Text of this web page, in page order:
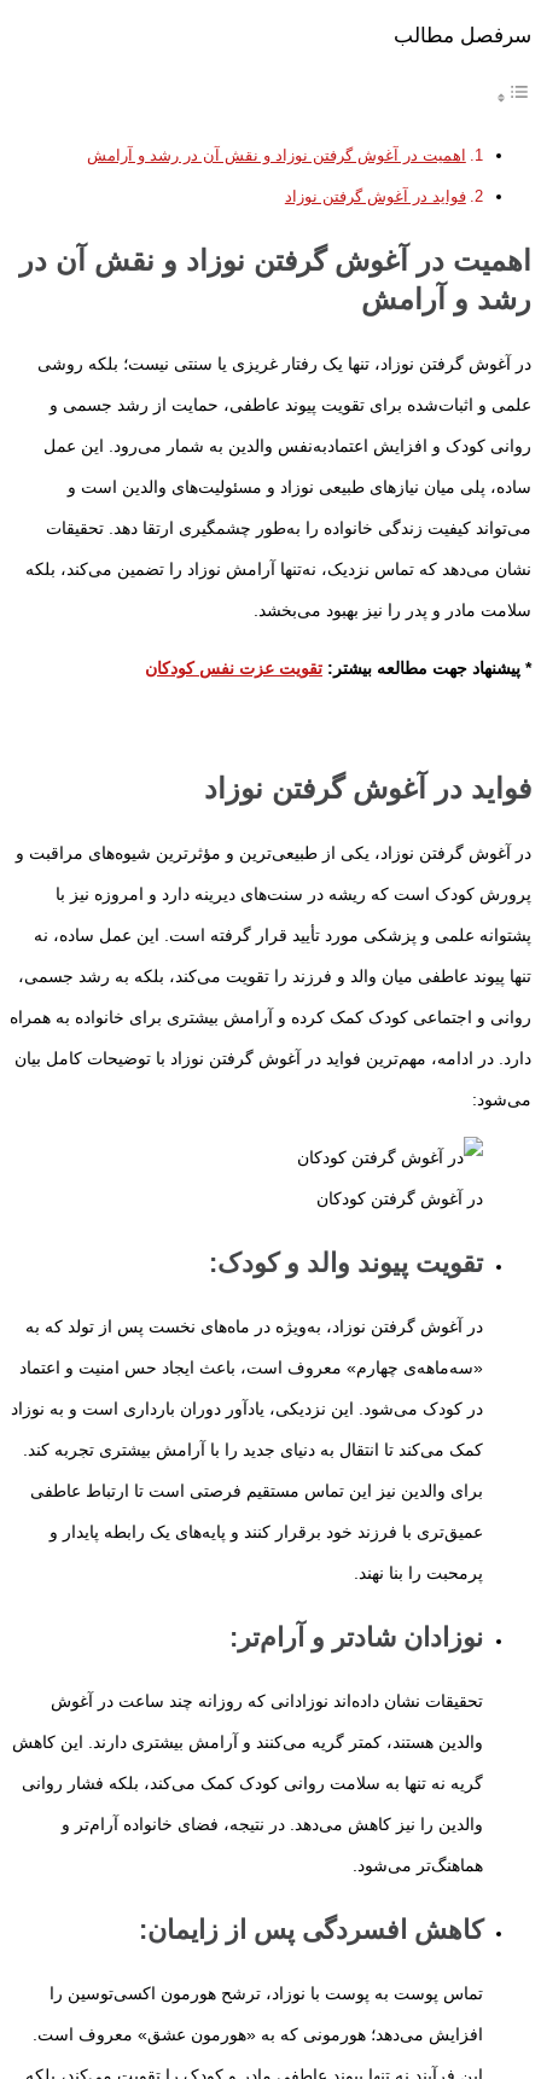
سرفصل مطالب
اهمیت در آغوش گرفتن نوزاد و نقش آن در رشد و آرامش
فواید در آغوش گرفتن نوزاد
اهمیت در آغوش گرفتن نوزاد و نقش آن در
رشد و آرامش
در آغوش گرفتن نوزاد، تنها یک رفتار غریزی یا سنتی نیست؛ بلکه روشی
علمی و اثبات‌شده برای تقویت پیوند عاطفی، حمایت از رشد جسمی و
روانی کودک و افزایش اعتمادبه‌نفس والدین به شمار می‌رود. این عمل
ساده، پلی میان نیازهای طبیعی نوزاد و مسئولیت‌های والدین است و
می‌تواند کیفیت زندگی خانواده را به‌طور چشمگیری ارتقا دهد. تحقیقات
نشان می‌دهد که تماس نزدیک، نه‌تنها آرامش نوزاد را تضمین می‌کند، بلکه
سلامت مادر و پدر را نیز بهبود می‌بخشد.
* پیشنهاد جهت مطالعه بیشتر: تقویت عزت نفس کودکان
فواید در آغوش گرفتن نوزاد
در آغوش گرفتن نوزاد، یکی از طبیعی‌ترین و مؤثرترین شیوه‌های مراقبت و
پرورش کودک است که ریشه در سنت‌های دیرینه دارد و امروزه نیز با
پشتوانه علمی و پزشکی مورد تأیید قرار گرفته است. این عمل ساده، نه
تنها پیوند عاطفی میان والد و فرزند را تقویت می‌کند، بلکه به رشد جسمی،
روانی و اجتماعی کودک کمک کرده و آرامش بیشتری برای خانواده به همراه
دارد. در ادامه، مهم‌ترین فواید در آغوش گرفتن نوزاد با توضیحات کامل بیان
می‌شود:
در آغوش گرفتن کودکان
تقویت پیوند والد و کودک:
در آغوش گرفتن نوزاد، به‌ویژه در ماه‌های نخست پس از تولد که به
«سه‌ماهه‌ی چهارم» معروف است، باعث ایجاد حس امنیت و اعتماد
در کودک می‌شود. این نزدیکی، یادآور دوران بارداری است و به نوزاد
کمک می‌کند تا انتقال به دنیای جدید را با آرامش بیشتری تجربه کند.
برای والدین نیز این تماس مستقیم فرصتی است تا ارتباط عاطفی
عمیق‌تری با فرزند خود برقرار کنند و پایه‌های یک رابطه پایدار و
پرمحبت را بنا نهند.
نوزادان شادتر و آرام‌تر :
تحقیقات نشان داده‌اند نوزادانی که روزانه چند ساعت در آغوش
والدین هستند، کمتر گریه می‌کنند و آرامش بیشتری دارند. این کاهش
گریه نه تنها به سلامت روانی کودک کمک می‌کند، بلکه فشار روانی
والدین را نیز کاهش می‌دهد. در نتیجه، فضای خانواده آرام‌تر و
هماهنگ‌تر می‌شود.
کاهش افسردگی پس از زایمان:
تماس پوست به پوست با نوزاد، ترشح هورمون اکسی‌توسین را
افزایش می‌دهد؛ هورمونی که به «هورمون عشق» معروف است.